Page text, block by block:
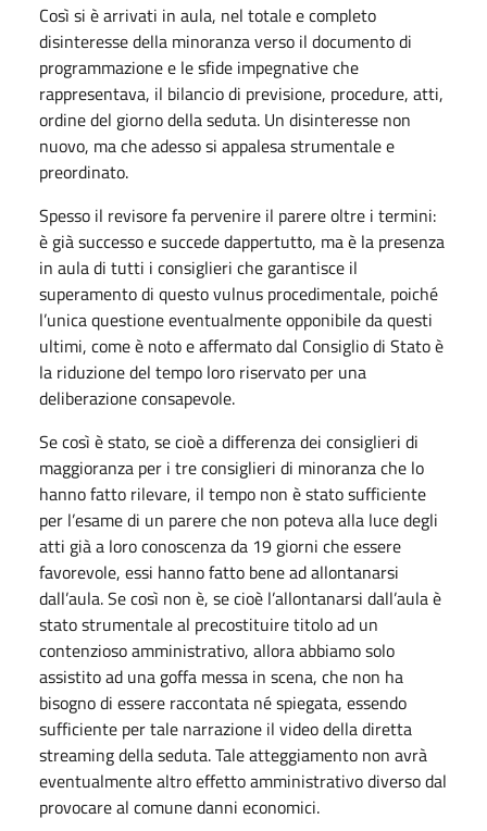
Così si è arrivati in aula, nel totale e completo
disinteresse della minoranza verso il documento di
programmazione e le sfide impegnative che
rappresentava, il bilancio di previsione, procedure, atti,
ordine del giorno della seduta. Un disinteresse non
nuovo, ma che adesso si appalesa strumentale e
preordinato.
Spesso il revisore fa pervenire il parere oltre i termini:
è già successo e succede dappertutto, ma è la presenza
in aula di tutti i consiglieri che garantisce il
superamento di questo vulnus procedimentale, poiché
l’unica questione eventualmente opponibile da questi
ultimi, come è noto e affermato dal Consiglio di Stato è
la riduzione del tempo loro riservato per una
deliberazione consapevole.
Se così è stato, se cioè a differenza dei consiglieri di
maggioranza per i tre consiglieri di minoranza che lo
hanno fatto rilevare, il tempo non è stato sufficiente
per l’esame di un parere che non poteva alla luce degli
atti già a loro conoscenza da 19 giorni che essere
favorevole, essi hanno fatto bene ad allontanarsi
dall’aula. Se così non è, se cioè l’allontanarsi dall’aula è
stato strumentale al precostituire titolo ad un
contenzioso amministrativo, allora abbiamo solo
assistito ad una goffa messa in scena, che non ha
bisogno di essere raccontata né spiegata, essendo
sufficiente per tale narrazione il video della diretta
streaming della seduta. Tale atteggiamento non avrà
eventualmente altro effetto amministrativo diverso dal
provocare al comune danni economici.